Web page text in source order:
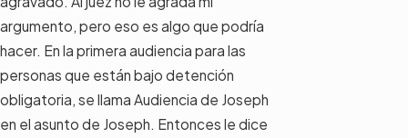
argumento, pero eso es algo que podría
hacer. En la primera audiencia para las
personas que están bajo detención
obligatoria, se llama Audiencia de Joseph
en el asunto de Joseph. Entonces le dice